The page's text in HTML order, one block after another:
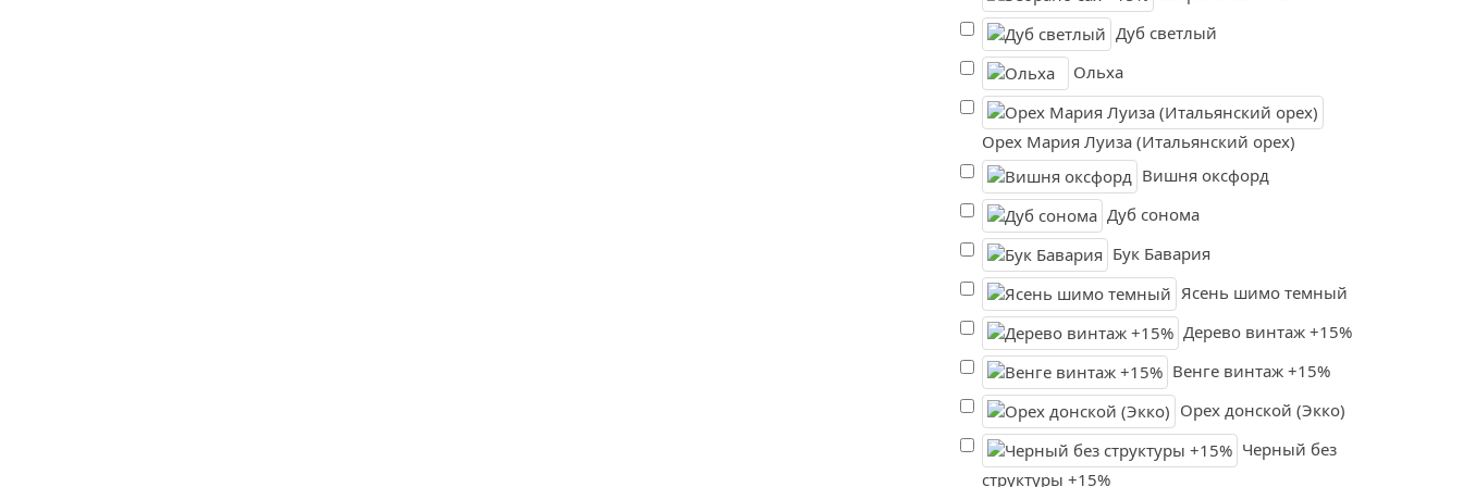
Дуб светлый
Ольха
Орех Мария Луиза (Итальянский орех)
Вишня оксфорд
Дуб сонома
Бук Бавария
Ясень шимо темный
Дерево винтаж +15%
Венге винтаж +15%
Орех донской (Экко)
Черный без
структуры +15%